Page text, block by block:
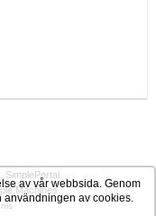
SimplePortal
Machines
av vår webbsida. Genom
användningen av cookies.